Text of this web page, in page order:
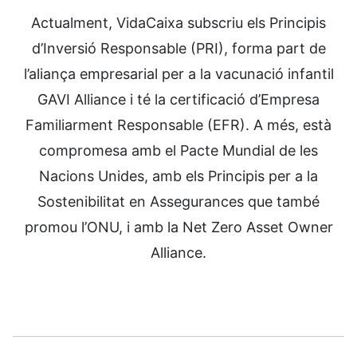
Actualment, VidaCaixa subscriu els Principis
d’Inversió Responsable (PRI), forma part de
l’aliança empresarial per a la vacunació infantil
GAVI Alliance i té la certificació d’Empresa
Familiarment Responsable (EFR). A més, està
compromesa amb el Pacte Mundial de les
Nacions Unides, amb els Principis per a la
Sostenibilitat en Assegurances que també
promou l’ONU, i amb la Net Zero Asset Owner
Alliance.